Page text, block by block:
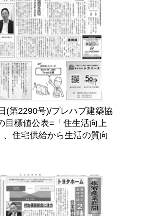
(第2290号)/プレハブ建築協
目標値公表=「住生活向上
、住宅供給から生活の質向